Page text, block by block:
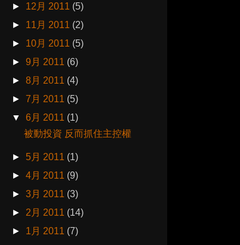
► 12月 2011 (5)
► 11月 2011 (2)
► 10月 2011 (5)
►9月 2011 (6)
►8月 2011 (4)
►7月 2011 (5)
▼6月 2011 (1)
被動投資 反而抓住主控權
► 5月 2011 (1)
►4月 2011 (9)
►3月 2011 (3)
► 2月 2011 (14)
► 1月 2011 (7)